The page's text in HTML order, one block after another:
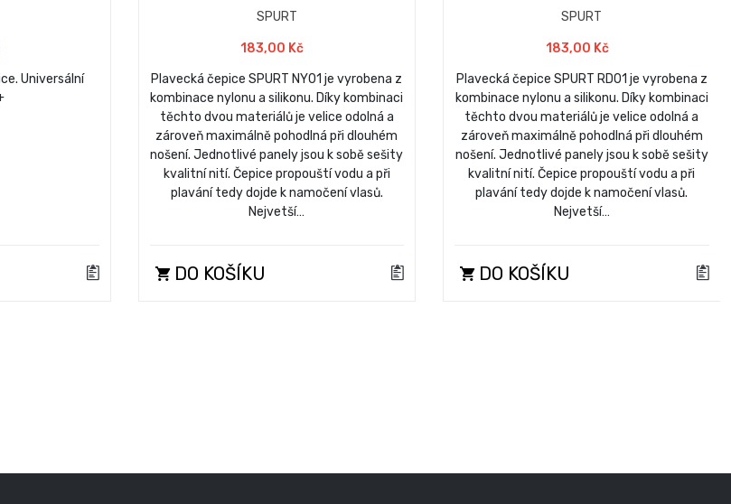
Universální
SPURT
183,00 Kč
Plavecká čepice SPURT NY01 je vyrobena z
kombinace nylonu a silikonu. Díky kombinaci
těchto dvou materiálů je velice odolná a
zároveň maximálně pohodlná při dlouhém
nošení. Jednotlivé panely jsou k sobě sešity
kvalitní nití. Čepice propouští vodu a při
plavání tedy dojde k namočení vlasů.
Nejvetší…
DO KOŠÍKU
SPURT
183,00 Kč
Plavecká čepice SPURT RD01 je vyrobena z
kombinace nylonu a silikonu. Díky kombinaci
těchto dvou materiálů je velice odolná a
zároveň maximálně pohodlná při dlouhém
nošení. Jednotlivé panely jsou k sobě sešity
kvalitní nití. Čepice propouští vodu a při
plavání tedy dojde k namočení vlasů.
Nejvetší…
DO KOŠÍKU